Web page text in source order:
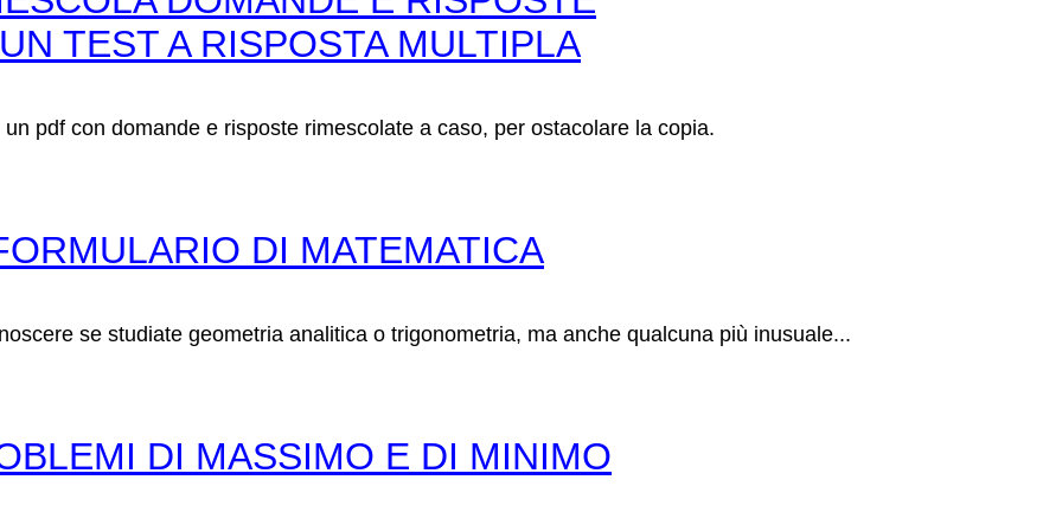
TEST A RISPOSTA MULTIPLA
pdf con domande e risposte rimescolate a caso, per ostacolare la copia.
DI MATEMATICA
se studiate geometria analitica o trigonometria, ma anche qualcuna più inusuale...
DI MASSIMO E DI MINIMO